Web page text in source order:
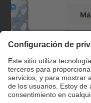
powered
Contacto
Formulario de